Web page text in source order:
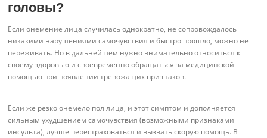
головы?
Если онемение лица случилась однократно, не сопровождалось
никакими нарушениями самочувствия и быстро прошло, можно не
переживать. Но в дальнейшем нужно внимательно относиться к
своему здоровью и своевременно обращаться за медицинской
помощью при появлении тревожащих признаков.
Если же резко онемело пол лица, и этот симптом и дополняется
сильным ухудшением самочувствия (возможными признаками
инсульта), лучше перестраховаться и вызвать скорую помощь. В